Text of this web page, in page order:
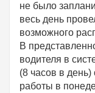
не было
весь день
возможного
В
водителя в
(8 часов в день)
работы в